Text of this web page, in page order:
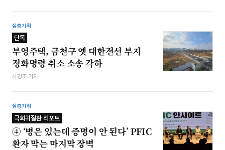
심층기획
단독
부영주택, 금천구 옛 대한전선 부지
정화명령 취소 소송 각하
차형조 기자
심층기획
극희귀질환 리포트
④ ‘병은 있는데 증명이 안 된다’ PFIC
환자 막는 마지막 장벽